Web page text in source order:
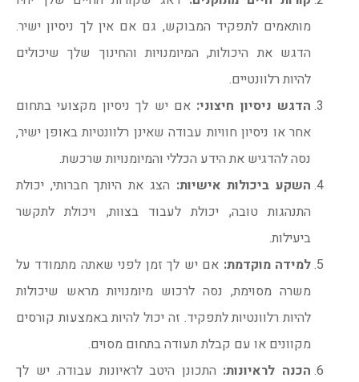
מותאמים לתפקיד המבוקש, גם אם אין לך ניסיון ישיר.
הדגש את היכולות, המיומנויות והחינוך שלך שיכולים
להיות רלוונטיים.
הדגש ניסיון חיצוני: אם יש לך ניסיון מקצועי בתחום
אחר או ניסיון חוויות עבודה שאינן רלוונטיות באופן ישיר,
נסה להדגיש את הידע הכללי והמיומנויות שרכשת.
השקע ביכולות אישיות: הצג את היותך חברותי, יכולת
התנהגות טובה, יכולת לעבוד בצוות, ויכולת לתקשר
ביעילות.
למידה מוקדמת: אם יש לך זמן לפני שאתה מתמודד על
משרה מסוימת, נסה לרכוש מיומנויות מראש שיכולות
להיות רלוונטיות לתפקיד. זה יכול להיות באמצעות קורסים
מקוונים או עם קבלת תעודה בתחום מסוים.
הכנה לראיונות: התכונן היטב לראיונות עבודה. יש לך